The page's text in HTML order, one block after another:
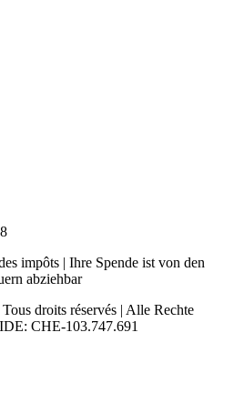
impôts | Ihre Spende ist von den
abziehbar
droits réservés | Alle Rechte
CHE-103.747.691